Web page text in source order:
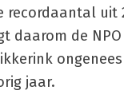
recordaantal uit
daarom de
jaar.